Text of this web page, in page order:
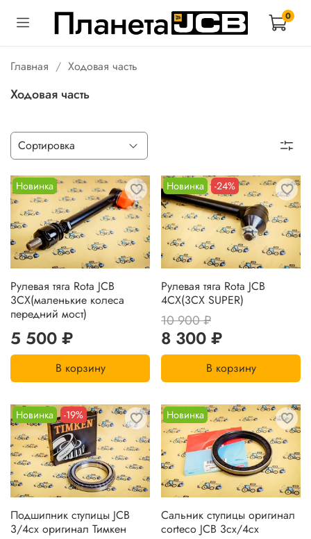
0
Главная Ходовая часть
Ходовая часть
Новинка
Рулевая тяга Rota JCB
3CX(маленькие колеса
передний мост)
5 500 ₽
В корзину
Новинка -24%
Рулевая тяга Rota JCB
4CX(3CX SUPER)
10 900 ₽
8 300 ₽
В корзину
Новинка -19%
Подшипник ступицы JCB
3/4cx оригинал Тимкен
Новинка
Сальник ступицы оригинал
corteco JCB 3cx/4cx